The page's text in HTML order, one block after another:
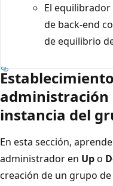
El
de back-end
de equilibrio
administración
instancia del
En esta sección,
administrador en Upo
creación de un grupo de